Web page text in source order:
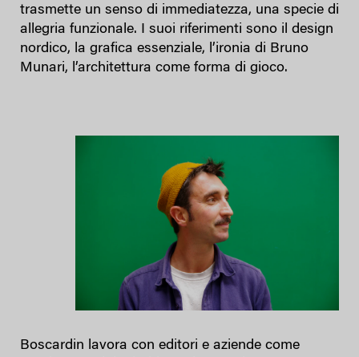
trasmette un senso di immediatezza, una specie di
allegria funzionale. I suoi riferimenti sono il design
nordico, la grafica essenziale, l’ironia di Bruno
Munari, l’architettura come forma di gioco.
Boscardin lavora con editori e aziende come